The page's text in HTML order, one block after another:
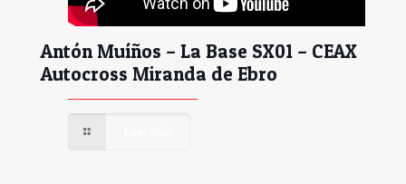
Antón Muíños – La Base SX01 – CEAX
Autocross Miranda de Ebro